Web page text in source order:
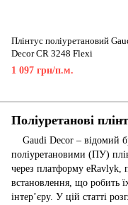
Плінтус поліуретановий
Decor CR 3248 Flexi
1 097 грн/п.м.
Поліуретанові
Gaudi Decor – відомий
поліуретановими (ПУ)
через платформу eRavlyk,
встановлення, що робить
інтер’єру. У цій статті